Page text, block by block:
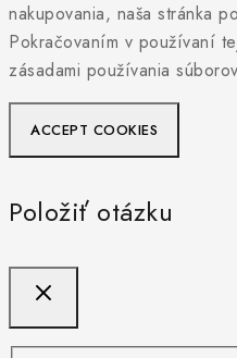
nakupovania, naša stránka
Pokračovaním v používaní
zásadami používania
ACCEPT COOKIES
Položiť otázku